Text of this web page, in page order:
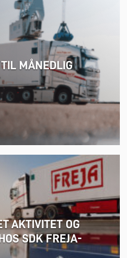
MÅNEDLIG
AKTIVITET OG
SDK FREJA-